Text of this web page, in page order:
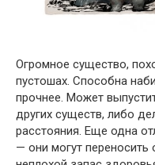
Огромное существо,
пустошах. Способна
прочнее. Может
других существ, либо
расстояния. Еще одна
— они могут